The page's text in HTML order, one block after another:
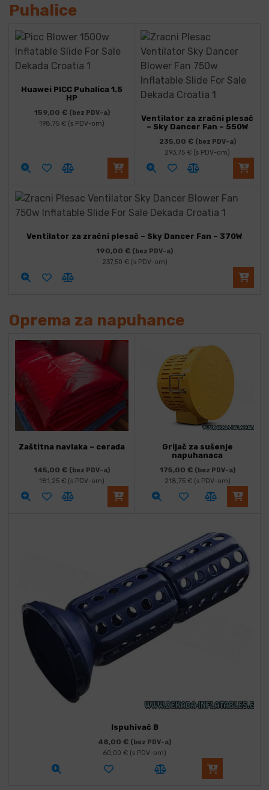
Puhalice
Huawei PICC Puhalica 1.5
HP
159,00 € (bez PDV-a)
198,75 € (s PDV-om)
Ventilator za zračni plesač
– Sky Dancer Fan – 550W
235,00 € (bez PDV-a)
293,75 € (s PDV-om)
Ventilator za zračni plesač – Sky Dancer Fan – 370W
190,00 € (bez PDV-a)
237,50 €(s PDV-om)
Oprema za napuhance
Zaštitna navlaka – cerada
145,00 € (bez PDV-a)
181,25 € (s PDV-om)
Grijač za sušenje
napuhanaca
175,00 € (bez PDV-a)
218,75 €(s PDV-om)
Ispuhivač B
48,00 € (bez PDV-a)
60,00 € (s PDV-om)